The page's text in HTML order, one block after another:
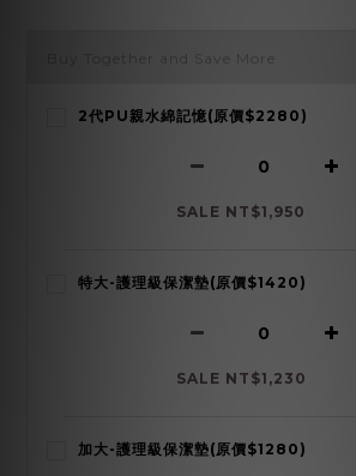
Buy Together and Save More
2代PU親水綿記憶(原價$2280)
SALE NT$1,950
特大-護理級保潔墊(原價$1420)
SALE NT$1,230
加大-護理級保潔墊(原價$1280)